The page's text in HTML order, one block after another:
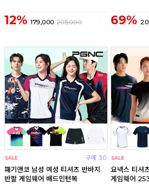
12% 179,000 205,000 69%
구매 30
패기앤코 남성 여성 티셔츠 반바지
반팔 게임웨어 배드민턴복
요넥스 티셔
게임웨어